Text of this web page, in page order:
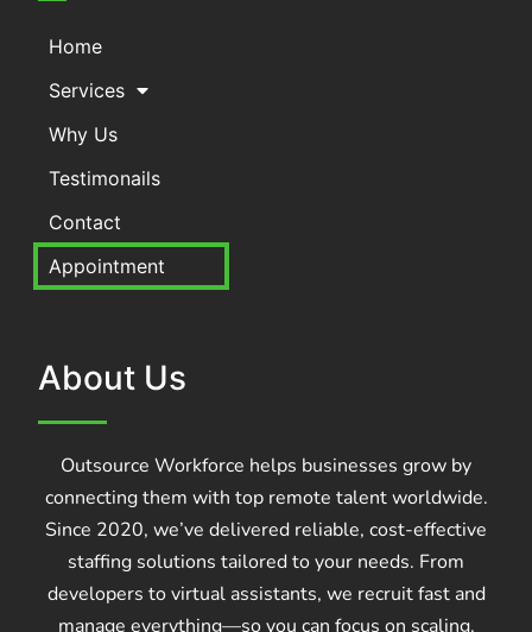
Home
Services
Why Us
Testimonails
Contact
Appointment
About Us
Outsource Workforce helps businesses grow by
connecting them with top remote talent worldwide.
Since 2020, we’ve delivered reliable, cost-effective
staffing solutions tailored to your needs. From
developers to virtual assistants, we recruit fast and
manage everything—so you can focus on scaling.